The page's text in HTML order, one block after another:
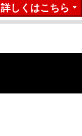
詳しくはこちら